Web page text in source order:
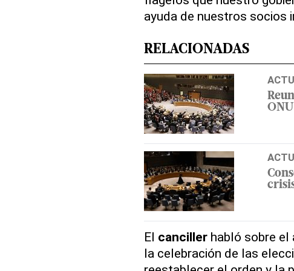
ayuda de nuestros socios
RELACIONADAS
El canciller habló sobre el
la celebración de las